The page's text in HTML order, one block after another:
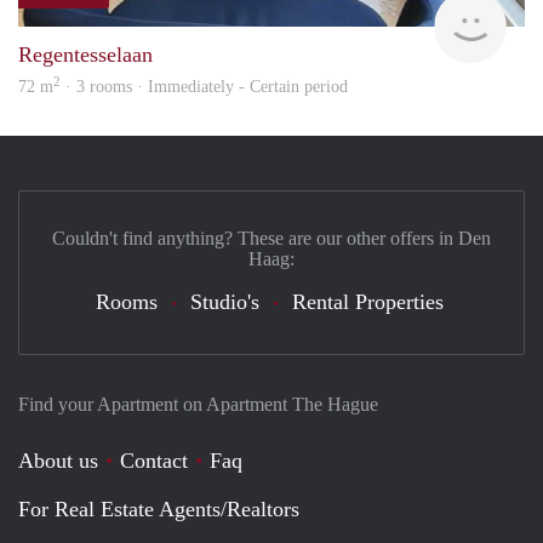
Regentesselaan
72 m2 · 3 rooms · Immediately - Certain period
Find your Apartment on Apartment The Hague
About us Contact
Faq
For Real Estate Agents/Realtors
Couldn't find anything? These are our other offers in Den
Haag:
Rooms Studio's Rental Properties